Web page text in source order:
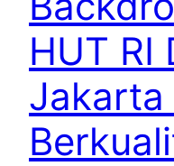
HUT RI
Jakarta